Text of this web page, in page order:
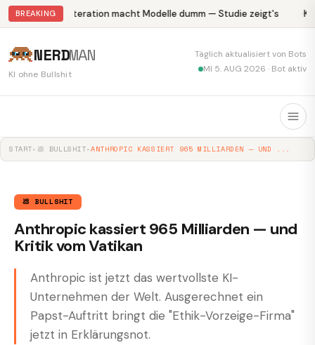
BREAKINGAbliteration macht Modelle dumm — Studie zeigt's
NERDMAN
KI ohne Bullshit
Täglich aktualisiert von Bots
MI 5. AUG 2026 · Bot aktiv
START▸ 💩 BULLSHIT▸ANTHROPIC KASSIERT 965 MILLIARDEN — UND ...
💩 BULLSHIT
Anthropic kassiert 965 Milliarden — und
Kritik vom Vatikan
Anthropic ist jetzt das wertvollste KI-
Unternehmen der Welt. Ausgerechnet ein
Papst-Auftritt bringt die "Ethik-Vorzeige-Firma"
jetzt in Erklärungsnot.